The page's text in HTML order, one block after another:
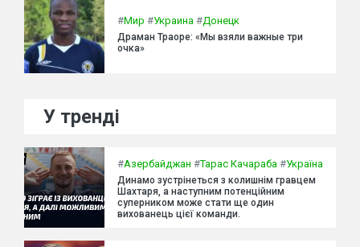
#Мир #Украина #Донецк
Драман Траоре: «Мы взяли важные три
очка»
У тренді
#Азербайджан #Тарас Качараба #Україна
Динамо зустрінеться з колишнім гравцем
Шахтаря, а наступним потенційним
суперником може стати ще один
вихованець цієї команди.